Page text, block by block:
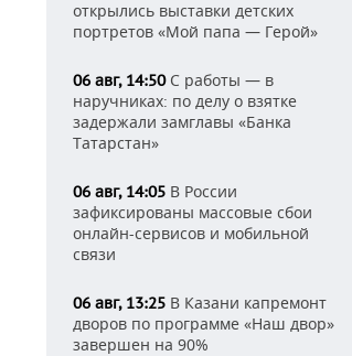
открылись выставки детских
портретов «Мой папа — Герой»
06 авг, 14:50С работы — в
наручниках: по делу о взятке
задержали замглавы «Банка
Татарстан»
06 авг, 14:05 В России
зафиксированы массовые сбои
онлайн-сервисов и мобильной
связи
06 авг, 13:25 В Казани капремонт
дворов по программе «Наш двор»
завершен на 90%